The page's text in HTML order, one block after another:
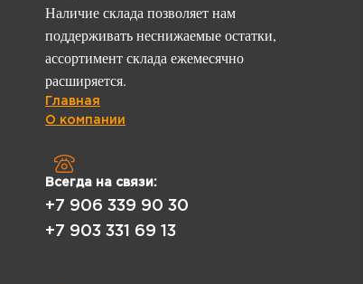
Наличие склада позволяет нам
поддерживать неснижаемые остатки,
ассортимент склада ежемесячно
расширяется.
Главная
О компании
Всегда на связи:
+7 906 339 90 30
+7 903 331 69 13